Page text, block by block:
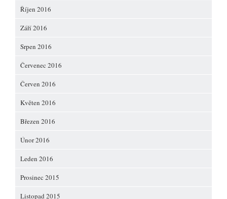
Říjen 2016
Září 2016
Srpen 2016
Červenec 2016
Červen 2016
Květen 2016
Březen 2016
Únor 2016
Leden 2016
Prosinec 2015
Listopad 2015